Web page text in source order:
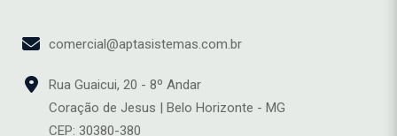
comercial@aptasistemas.com.br
Rua Guaicui, 20 - 8º Andar
Coração de Jesus | Belo Horizonte - MG
CEP: 30380-380